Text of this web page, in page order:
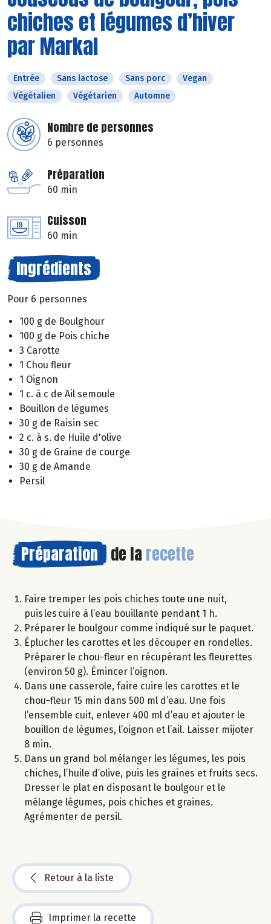
chiches et légumes d’hiver
par Markal
Entrée Sans lactose Sans porc
Vegan
Végétalien
Végétarien Automne
Nombre de personnes
6 personnes
Préparation
60 min
Cuisson
60 min
Ingrédients
Pour 6 personnes
100 g de Boulghour
100 g de Pois chiche
3 Carotte
1 Chou fleur
1 Oignon
1 c. à c de Ail semoule
Bouillon de légumes
30 g de Raisin sec
2 c. à s. de Huile d'olive
30 g de Graine de courge
30 g de Amande
Persil
Préparation de la recette
Faire tremper les pois chiches toute une nuit,
puis les cuire à l’eau bouillante pendant 1 h.
Préparer le boulgour comme indiqué sur le paquet.
Éplucher les carottes et les découper en rondelles.
Préparer le chou-fleur en récupérant les fleurettes
(environ 50 g). Émincer l’oignon.
Dans une casserole, faire cuire les carottes et le
chou-fleur 15 min dans 500 ml d’eau. Une fois
l’ensemble cuit, enlever 400 ml d’eau et ajouter le
bouillon de légumes, l’oignon et l’ail. Laisser mijoter
8 min.
Dans un grand bol mélanger les légumes, les pois
chiches, l’huile d’olive, puis les graines et fruits secs.
Dresser le plat en disposant le boulgour et le
mélange légumes, pois chiches et graines.
Agrémenter de persil.
Retour à la liste
Imprimer la recette